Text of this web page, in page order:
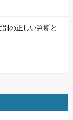
の正しい判断と